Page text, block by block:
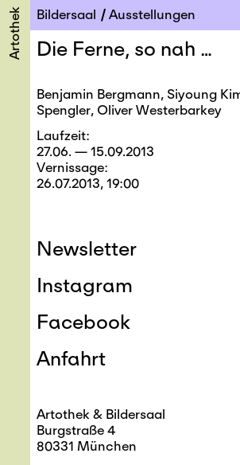
Artothek Bildersaal Ausstellungen
Die Ferne, so nah …
Benjamin Bergmann, Siyoung
Spengler, Oliver Westerbarkey
Laufzeit
27.06. — 15.09.2013
Vernissage
26.07.2013, 19:00
Newsletter
Instagram
Facebook
Anfahrt
Artothek & Bildersaal
Burgstraße 4
80331 München